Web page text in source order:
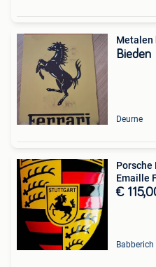
Metalen
Bieden
Deurne
Porsche
Emaille
€
Babberich